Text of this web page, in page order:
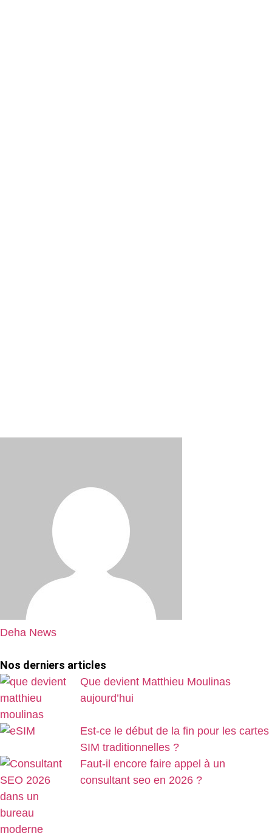
Deha News
Nos derniers articles
Que devient Matthieu Moulinas
aujourd’hui
Est-ce le début de la fin pour les cartes
SIM traditionnelles ?
Faut-il encore faire appel à un
consultant seo en 2026 ?